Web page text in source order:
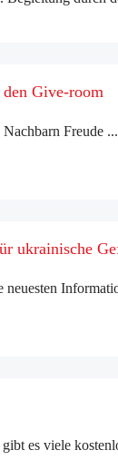
Give-room
Freude ...
ukrainische
es viele